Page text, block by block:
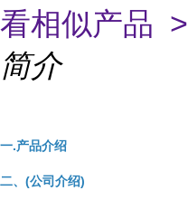
看相似产品 >
简介
一.产品介绍
二、(公司介绍)